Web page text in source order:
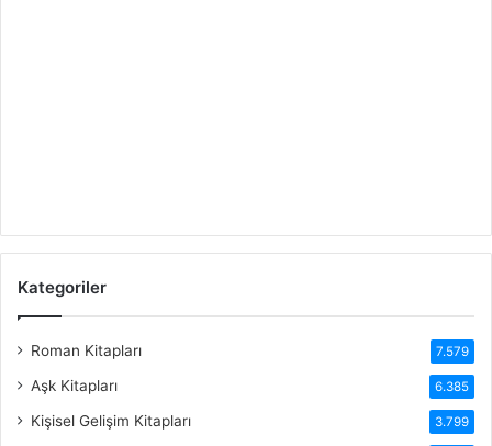
Kategoriler
Roman Kitapları 7.579
Aşk Kitapları 6.385
Kişisel Gelişim Kitapları 3.799